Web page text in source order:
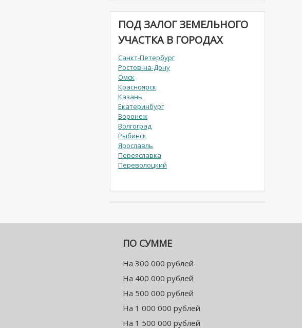
ПОД ЗАЛОГ ЗЕМЕЛЬНОГО
УЧАСТКА В ГОРОДАХ
Санкт-Петербург
Ростов-на-Дону
Омск
Красноярск
Казань
Екатеринбург
Воронеж
Волгоград
Рыбинск
Ярославль
Переяславка
Переволоцкий
ПО СУММЕ
На 300 000 рублей
На 400 000 рублей
На 500 000 рублей
На 1 000 000 рублей
На 1 500 000 рублей